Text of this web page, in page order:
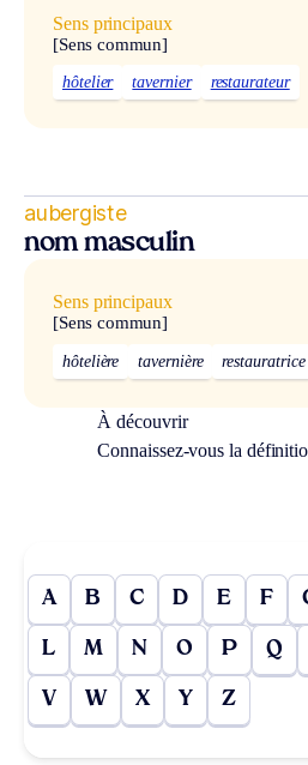
Sens principaux
[Sens commun]
hôtelier tavernier restaurateur
aubergiste
nom masculin
Sens principaux
[Sens commun]
hôtelière tavernière restauratrice
À découvrir
Connaissez-vous la
A B C D E F
L M N O P Q
V W X Y Z